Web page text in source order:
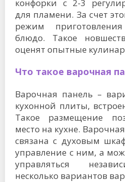
конфорки с 2-3
для пламени. За счет
режим
блюдо. Такое
оценят опытные
Что такое варочная
Варочная панель –
кухонной плиты,
Такое размещение
место на кухне.
связана с духовым
управление с ним, а
управляться
несколько вариантов